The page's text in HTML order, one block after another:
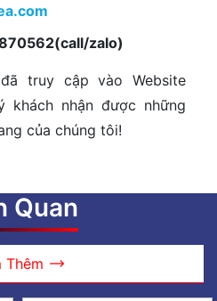
zalo)
truy cập vào Website
khách nhận được những
của chúng tôi!
Quan
Thêm